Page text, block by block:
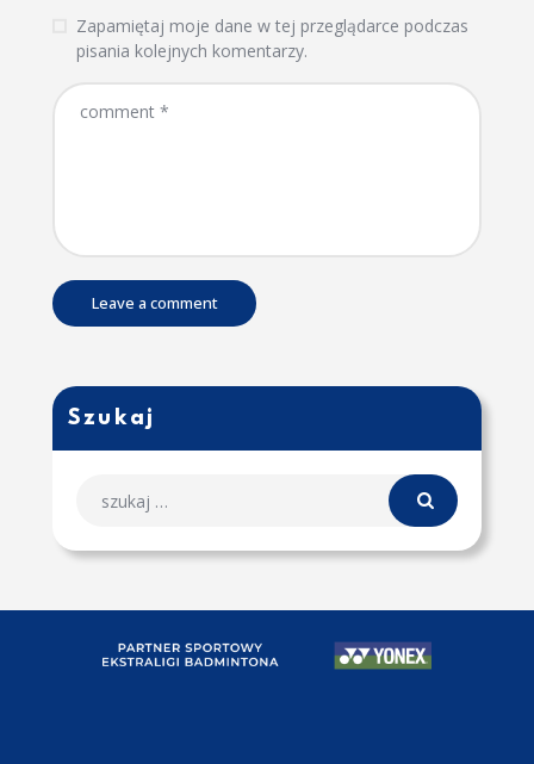
Zapamiętaj moje dane w tej przeglądarce podczas
pisania kolejnych komentarzy.
Szukaj